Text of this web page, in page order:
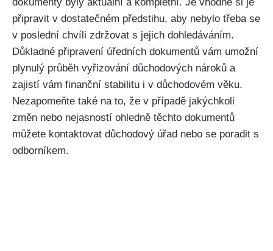
připravit v dostatečném předstihu, aby nebylo třeba se
v poslední chvíli zdržovat s jejich dohledáváním.
Důkladné připravení úředních dokumentů vám umožní
plynulý průběh vyřizování důchodových nároků a
zajistí vám finanční stabilitu i v důchodovém věku.
Nezapomeňte také na to, že v případě jakýchkoli
změn nebo nejasností ohledně těchto dokumentů
můžete kontaktovat důchodový úřad nebo se poradit s
odborníkem.